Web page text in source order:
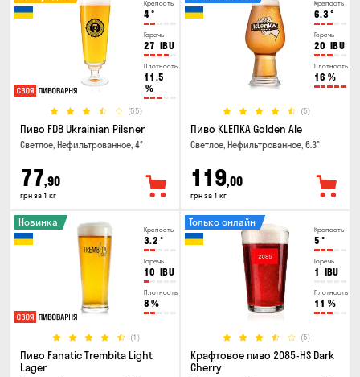
Крепость
4°
Горечь
27 IBU
Плотность
11.5
%
(55)
Пиво FDB Ukrainian Pilsner
Светлое, Нефильтрованное, 4°
77,90
грн за 1 кг
Крепость
6.3°
Горечь
20 IBU
Плотность
16 %
(5)
Пиво KLEПКА Golden Ale
Светлое, Нефильтрованное, 6.3°
119,00
грн за 1 кг
Крепость
3.2 °
Горечь
10 IBU
Плотность
8 %
(1)
Новинка
Пиво Fanatic Trembita Light
Lager
Крепость
5 °
Горечь
1 IBU
Плотность
11 %
(5)
Только онлайн
Крафтовое пиво 2085-HS Dark
Cherry